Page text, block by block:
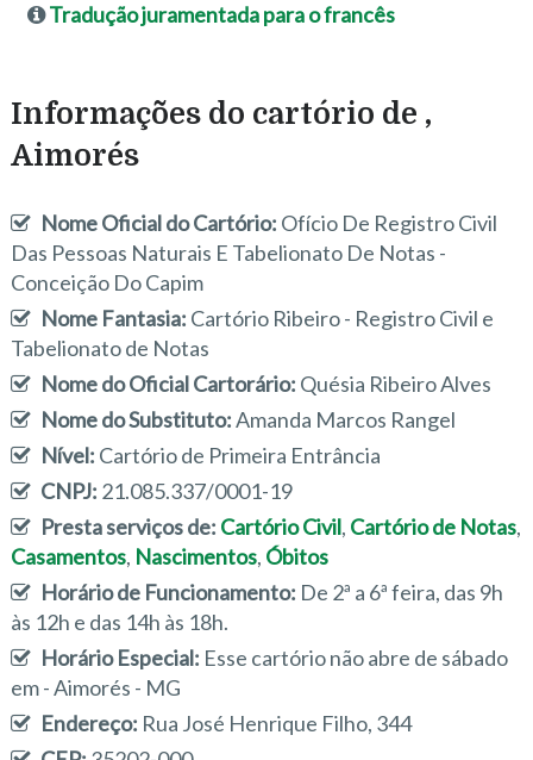
Tradução juramentada para o francês
Informações do cartório de ,
Aimorés
Nome Oficial do Cartório: Ofício De Registro Civil
Das Pessoas Naturais E Tabelionato De Notas -
Conceição Do Capim
Nome Fantasia: Cartório Ribeiro - Registro Civil e
Tabelionato de Notas
Nome do Oficial Cartorário: Quésia Ribeiro Alves
Nome do Substituto:Amanda Marcos Rangel
Nível: Cartório de Primeira Entrância
CNPJ: 21.085.337/0001-19
Presta serviços de: Cartório Civil, Cartório de Notas,
Casamentos, Nascimentos, Óbitos
Horário de Funcionamento: De 2ª a 6ª feira, das 9h
às 12h e das 14h às 18h.
Horário Especial: Esse cartório não abre de sábado
em - Aimorés - MG
Endereço: Rua José Henrique Filho, 344